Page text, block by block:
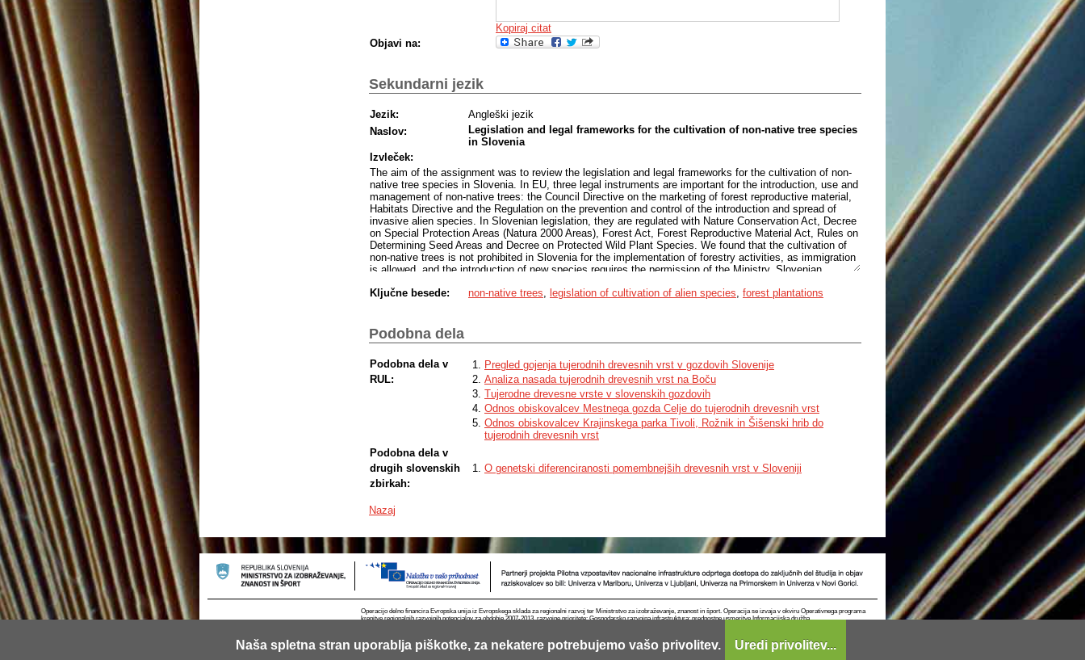
Naša spletna stran uporablja piškotke, za nekatere potrebujemo vašo privolitev. Uredi privolitev...
Kopiraj citat
Objavi na:
Sekundarni jezik
Jezik:
Angleški jezik
Naslov:
Legislation and legal frameworks for the cultivation of non-native tree species
in Slovenia
Izvleček:
The aim of the assignment was to review the legislation and legal frameworks for the cultivation of non-
native tree species in Slovenia. In EU, three legal instruments are important for the introduction, use and
management of non-native trees: the Council Directive on the marketing of forest reproductive material,
Habitats Directive and the Regulation on the prevention and control of the introduction and spread of
invasive alien species. In Slovenian legislation, they are regulated with Nature Conservation Act, Decree
on Special Protection Areas (Natura 2000 Areas), Forest Act, Forest Reproductive Material Act, Rules on
Determining Seed Areas and Decree on Protected Wild Plant Species. We found that the cultivation of
non-native trees is not prohibited in Slovenia for the implementation of forestry activities, as immigration
is allowed, and the introduction of new species requires the permission of the Ministry. Slovenian
adapting to climate change due to better resilience to biotic and abiotic factors and at the same time,
Ključne besede: non-native trees legislation of cultivation of alien species forest plantations
Podobna dela
Podobna dela v
RUL:
Pregled gojenja tujerodnih drevesnih vrst v gozdovih Slovenije
Analiza nasada tujerodnih drevesnih vrst na Boču
Tujerodne drevesne vrste v slovenskih gozdovih
Odnos obiskovalcev Mestnega gozda Celje do tujerodnih drevesnih vrst
Odnos obiskovalcev Krajinskega parka Tivoli, Rožnik in Šišenski hrib do
tujerodnih drevesnih vrst
Podobna dela v
drugih slovenskih
zbirkah:
O genetski diferenciranosti pomembnejših drevesnih vrst v Sloveniji
Nazaj
Operacijo delno financira Evropska unija iz Evropskega sklada za regionalni razvoj ter Ministrstvo za izobraževanje, znanost in šport. Operacija se izvaja v okviru Operativnega programa
krepitve regionalnih razvojnih potencialov za obdobje 2007-2013, razvojne prioritete: Gospodarsko razvojna infrastruktura; prednostne usmeritve Informacijska družba.
© 2013 Univerza v Ljubljani Kontakt RSS Piškotki Pogoji uporabe Mobilno